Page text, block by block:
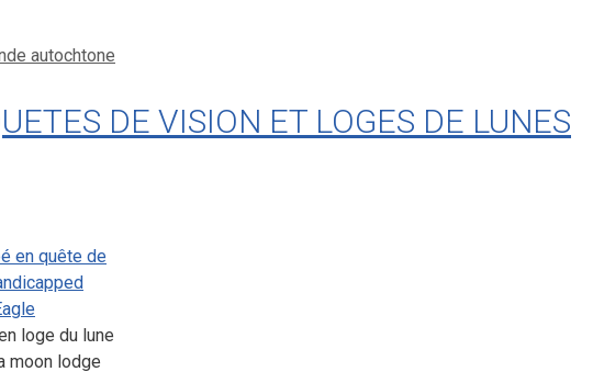
autochtone
DE VISION ET LOGES DE LUNES
loge du lune
moon lodge